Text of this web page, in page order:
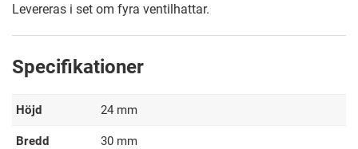
Levereras i set om fyra ventilhattar.
Specifikationer
Höjd 24 mm
Bredd 30 mm